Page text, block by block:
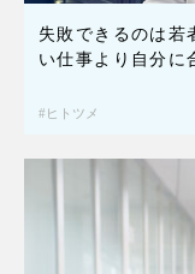
失敗できるのは若
い仕事より自分に
ヒトツメ